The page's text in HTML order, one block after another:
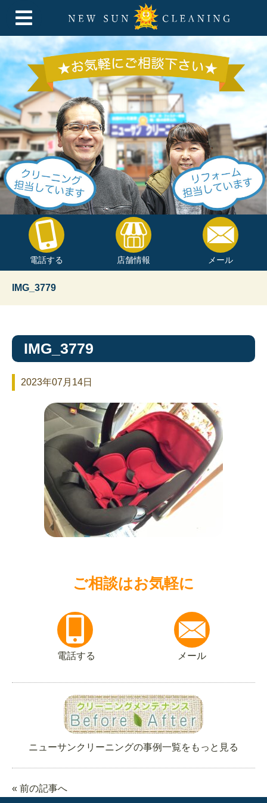
電話する 店舗情報 メール
IMG_3779
IMG_3779
2023年07月14日
ご相談はお気軽に
電話する メール
ニューサンクリーニングの事例一覧をもっと見る
« 前の記事へ